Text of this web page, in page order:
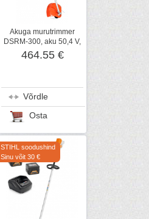
Akuga murutrimmer
DSRM-300, aku 50,4 V,
kiirlaadija, ECHO
464.55 €
Võrdle
Osta
STIHL soodushind
Sinu võit 30 €